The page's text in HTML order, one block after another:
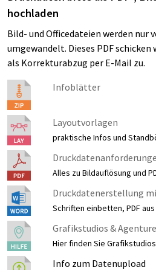
hochladen
Bild- und Officedateien werden nur
umgewandelt. Dieses PDF
als Korrekturabzug per E-Mail zu.
Infoblätter
Layoutvorlagen
praktische Infos und
Alles zu Bildauflösung und
Druckdatenerstellung
Schriften einbetten, PDF
Grafikstudios &
Hier finden Sie
Info zum Datenupload